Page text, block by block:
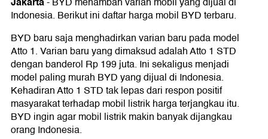
Harga BYD Dolphin
Harga BYD M6
Harga BYD Atto 3
Harga BYD Seal
Harga BYD Sealion 7
Indonesia. Berikut ini daftar harga mobil BYD terbaru.
BYD baru saja menghadirkan varian baru pada model
Atto 1. Varian baru yang dimaksud adalah Atto 1 STD
dengan banderol Rp 199 juta. Ini sekaligus menjadi
model paling murah BYD yang dijual di Indonesia.
Kehadiran Atto 1 STD tak lepas dari respon positif
masyarakat terhadap mobil listrik harga terjangkau itu.
BYD ingin agar mobil listrik makin banyak dijangkau
orang Indonesia.